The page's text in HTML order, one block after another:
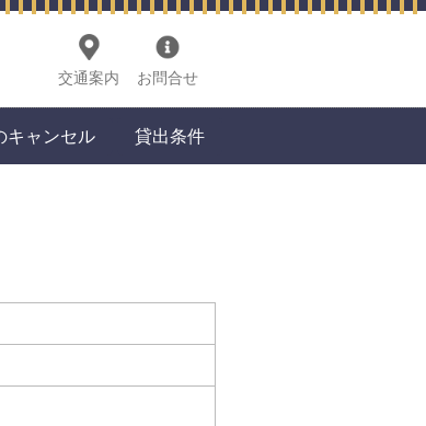
交通案内 お問合せ
キャンセル 貸出条件